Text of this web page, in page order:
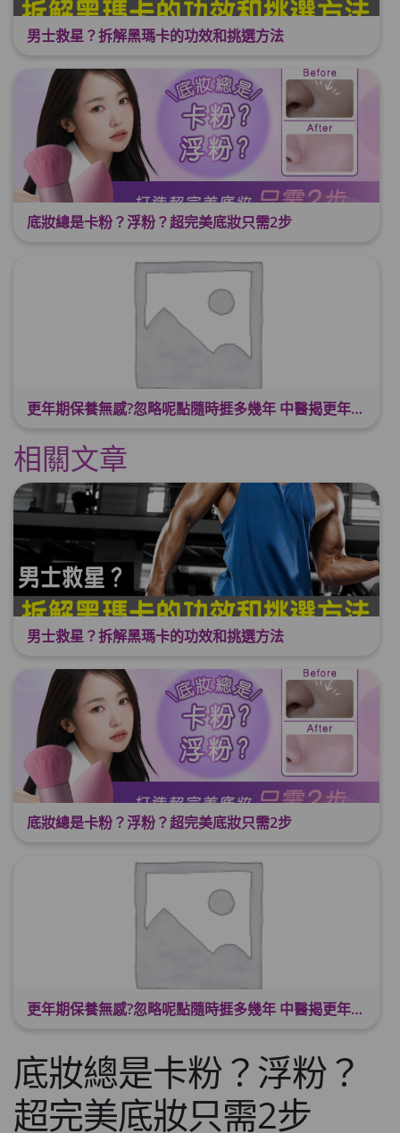
男士救星？拆解黑瑪卡的功效和挑選方法
底妝總是卡粉？浮粉？超完美底妝只需2步
更年期保養無感?忽略呢點隨時捱多幾年 中醫揭更年保養關鍵 輕鬆舒適渡過更年期
相關文章
男士救星？拆解黑瑪卡的功效和挑選方法
底妝總是卡粉？浮粉？超完美底妝只需2步
更年期保養無感?忽略呢點隨時捱多幾年 中醫揭更年保養關鍵 輕鬆舒適渡過更年期
底妝總是卡粉？浮粉？
超完美底妝只需2步